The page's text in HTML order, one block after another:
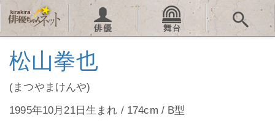
松山拳也
(まつやまけんや)
1995年10月21日生まれ / 174cm / B型